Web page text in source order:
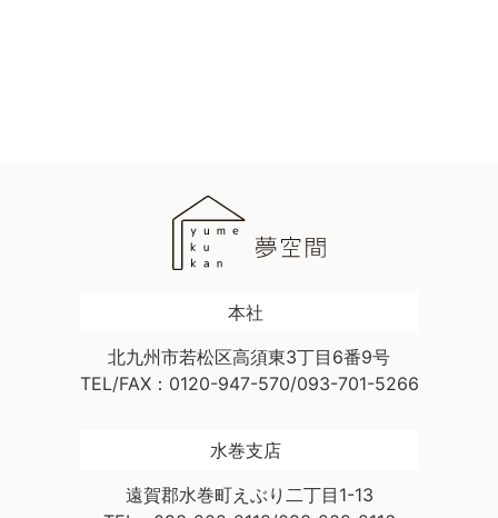
本社
北九州市若松区高須東3丁目6番9号
TEL/FAX：0120-947-570/093-701-5266
水巻支店
遠賀郡水巻町えぶり二丁目1-13